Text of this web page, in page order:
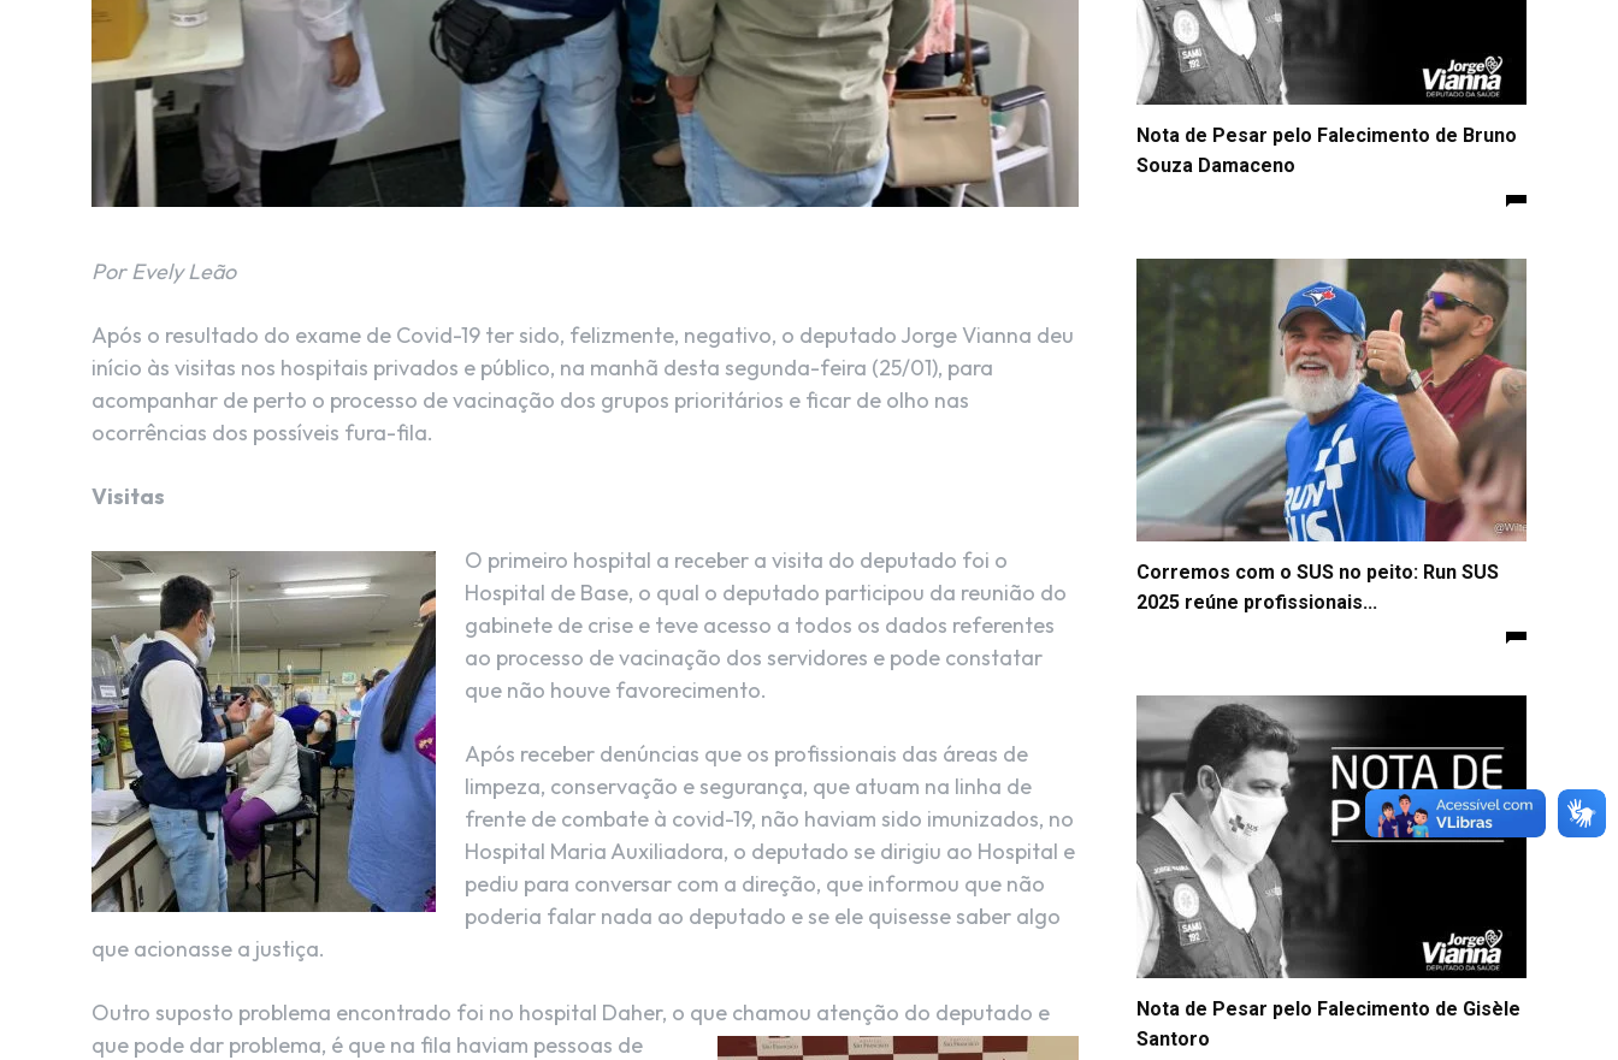
Por Evely Leão
Após o resultado do exame de Covid-19 ter sido, felizmente, negativo, o deputado Jorge Vianna deu
início às visitas nos hospitais privados e público, na manhã desta segunda-feira (25/01), para
acompanhar de perto o processo de vacinação dos grupos prioritários e ficar de olho nas
ocorrências dos possíveis fura-fila.
Visitas
O primeiro hospital a receber a visita do deputado foi o
Hospital de Base, o qual o deputado participou da reunião do
gabinete de crise e teve acesso a todos os dados referentes
ao processo de vacinação dos servidores e pode constatar
que não houve favorecimento.
Após receber denúncias que os profissionais das áreas de
limpeza, conservação e segurança, que atuam na linha de
frente de combate à covid-19, não haviam sido imunizados, no
Hospital Maria Auxiliadora, o deputado se dirigiu ao Hospital e
pediu para conversar com a direção, que informou que não
poderia falar nada ao deputado e se ele quisesse saber algo
que acionasse a justiça.
Outro suposto problema encontrado foi no hospital Daher, o que chamou atenção do deputado e
que pode dar problema, é que na fila haviam pessoas de
Nota de Pesar pelo Falecimento de Bruno
Souza Damaceno
Corremos com o SUS no peito: Run SUS
2025 reúne profissionais...
Nota de Pesar pelo Falecimento de Gisèle
Santoro